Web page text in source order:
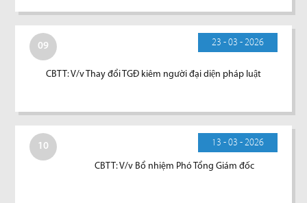
09 23 - 03 - 2026
CBTT: V/v Thay đổi TGĐ kiêm người đại diện pháp luật
10 13 - 03 - 2026
CBTT: V/v Bổ nhiệm Phó Tổng Giám đốc